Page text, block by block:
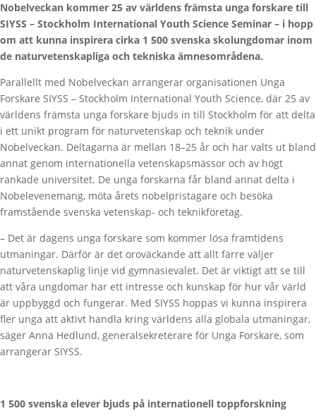
Nobelveckan kommer 25 av världens främsta unga forskare till
SIYSS – Stockholm International Youth Science Seminar – i hopp
om att kunna inspirera cirka 1 500 svenska skolungdomar inom
de naturvetenskapliga och tekniska ämnesområdena.
Parallellt med Nobelveckan arrangerar organisationen Unga
Forskare SIYSS – Stockholm International Youth Science, där 25 av
världens främsta unga forskare bjuds in till Stockholm för att delta
i ett unikt program för naturvetenskap och teknik under
Nobelveckan. Deltagarna är mellan 18–25 år och har valts ut bland
annat genom internationella vetenskapsmässor och av högt
rankade universitet. De unga forskarna får bland annat delta i
Nobelevenemang, möta årets nobelpristagare och besöka
framstående svenska vetenskap- och teknikföretag.
– Det är dagens unga forskare som kommer lösa framtidens
utmaningar. Därför är det oroväckande att allt färre väljer
naturvetenskaplig linje vid gymnasievalet. Det är viktigt att se till
att våra ungdomar har ett intresse och kunskap för hur vår värld
är uppbyggd och fungerar. Med SIYSS hoppas vi kunna inspirera
fler unga att aktivt handla kring världens alla globala utmaningar,
säger Anna Hedlund, generalsekreterare för Unga Forskare, som
arrangerar SIYSS.
1 500 svenska elever bjuds på internationell toppforskning